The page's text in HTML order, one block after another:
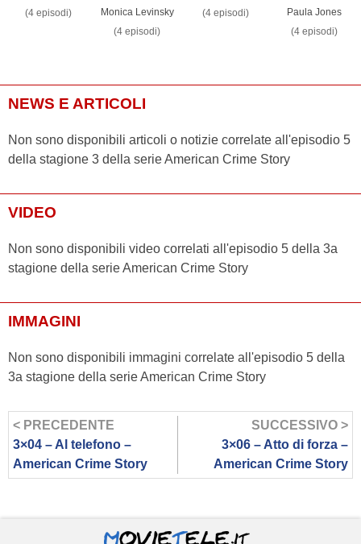
(4 episodi)
Monica Levinsky
(4 episodi)
(4 episodi)
Paula Jones
(4 episodi)
NEWS E ARTICOLI
Non sono disponibili articoli o notizie correlate all'episodio 5
della stagione 3 della serie American Crime Story
VIDEO
Non sono disponibili video correlati all'episodio 5 della 3a
stagione della serie American Crime Story
IMMAGINI
Non sono disponibili immagini correlate all'episodio 5 della
3a stagione della serie American Crime Story
< PRECEDENTE
3×04 – Al telefono –
American Crime Story
SUCCESSIVO >
3×06 – Atto di forza –
American Crime Story